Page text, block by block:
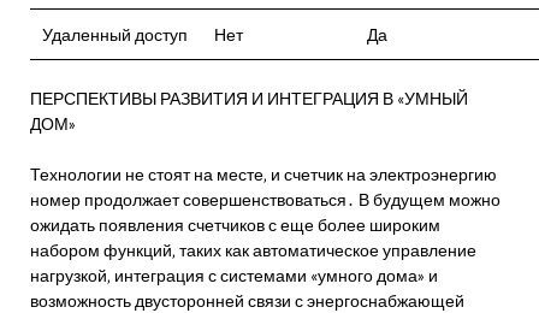
Удаленный доступ Нет Да
ПЕРСПЕКТИВЫ РАЗВИТИЯ И ИНТЕГРАЦИЯ В «УМНЫЙ
ДОМ»
Технологии не стоят на месте‚ и счетчик на электроэнергию
номер продолжает совершенствоваться․ В будущем можно
ожидать появления счетчиков с еще более широким
набором функций‚ таких как автоматическое управление
нагрузкой‚ интеграция с системами «умного дома» и
возможность двусторонней связи с энергоснабжающей